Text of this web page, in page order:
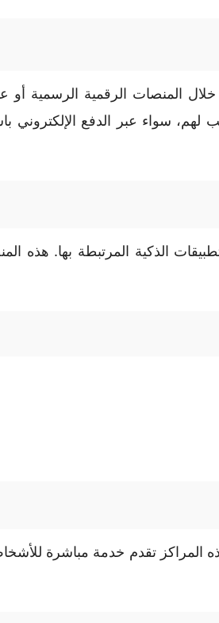
خلال المنصات الرقمية الرسمية أو
سواء عبر الدفع الإلكتروني
الذكية المرتبطة بها. هذه
هذه المراكز تقدم خدمة مباشرة